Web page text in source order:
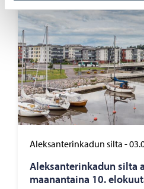
Aleksanterinkadun silta -
Alek­san­te­rin­ka­dun silta
maa­nan­tai­na 10.